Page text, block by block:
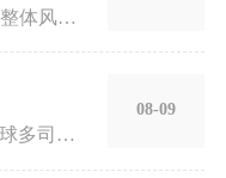
LDC交易所跟单并不具备可靠性，整体风险极高，不建议普通投资
稳定币不属于单一国家，它是跨全球多司法辖区共同运营的加密金融
08-09